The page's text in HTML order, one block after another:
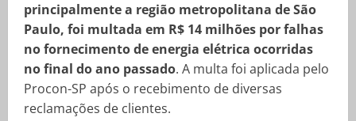
principalmente a região metropolitana de São
Paulo, foi multada em R$ 14 milhões por falhas
no fornecimento de energia elétrica ocorridas
no final do ano passado. A multa foi aplicada pelo
Procon-SP após o recebimento de diversas
reclamações de clientes.